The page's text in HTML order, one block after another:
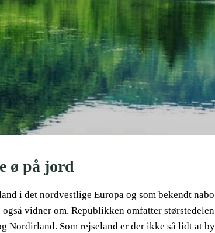
ø på jord
i det nordvestlige Europa og som bekendt
vidner om. Republikken omfatter
Nordirland. Som rejseland er der ikke så lidt at